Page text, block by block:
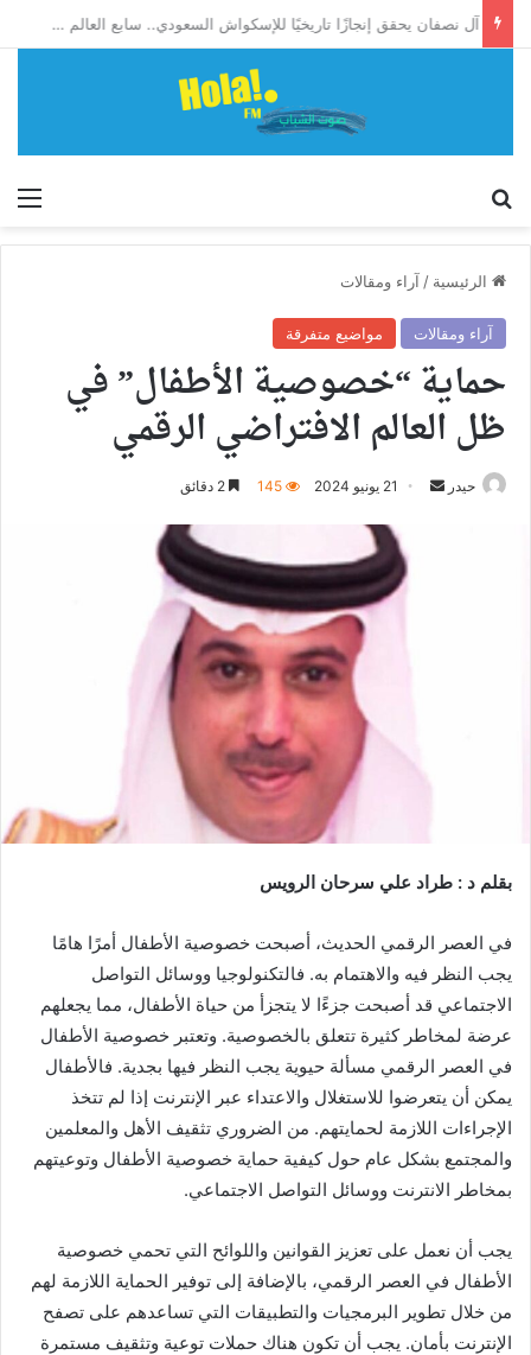
آل نصفان يحقق إنجازًا تاريخيًا للإسكواش السعودي.. سابع العالم وأول آسيوي يبلغ ربع نهائي بطولة العالم للشباب
الرئيسية / آراء ومقالات
آراء ومقالات مواضيع متفرقة
حماية “خصوصية الأطفال” في
ظل العالم الافتراضي الرقمي
حيدر
أرسل
إلكترونيا
21 يونيو 2024 145
بقلم د : طراد علي سرحان الرويس
في العصر الرقمي الحديث، أصبحت خصوصية الأطفال أمرًا هامًا
يجب النظر فيه والاهتمام به. فالتكنولوجيا ووسائل التواصل
الاجتماعي قد أصبحت جزءًا لا يتجزأ من حياة الأطفال، مما يجعلهم
عرضة لمخاطر كثيرة تتعلق بالخصوصية. وتعتبر خصوصية الأطفال
في العصر الرقمي مسألة حيوية يجب النظر فيها بجدية. فالأطفال
يمكن أن يتعرضوا للاستغلال والاعتداء عبر الإنترنت إذا لم تتخذ
الإجراءات اللازمة لحمايتهم. من الضروري تثقيف الأهل والمعلمين
والمجتمع بشكل عام حول كيفية حماية خصوصية الأطفال وتوعيتهم
بمخاطر الانترنت ووسائل التواصل الاجتماعي.
يجب أن نعمل على تعزيز القوانين واللوائح التي تحمي خصوصية
الأطفال في العصر الرقمي، بالإضافة إلى توفير الحماية اللازمة لهم
من خلال تطوير البرمجيات والتطبيقات التي تساعدهم على تصفح
الإنترنت بأمان. يجب أن تكون هناك حملات توعية وتثقيف مستمرة